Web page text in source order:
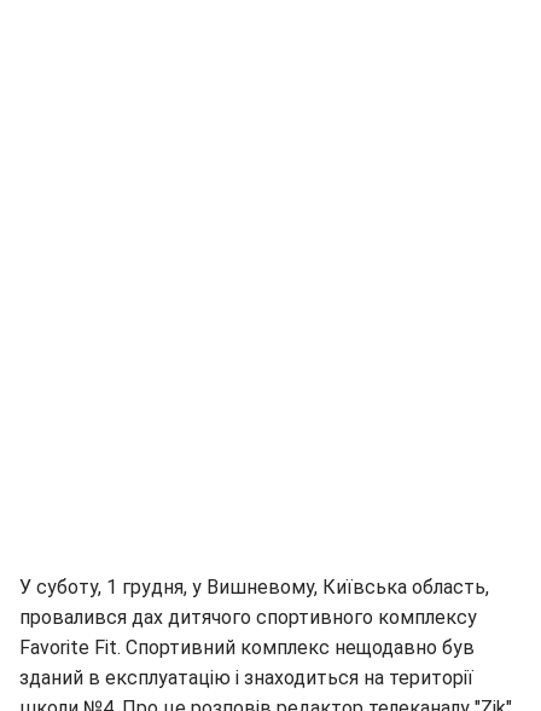
У суботу, 1 грудня, у Вишневому, Київська область,
провалився дах дитячого спортивного комплексу
Favorite Fit. Спортивний комплекс нещодавно був
зданий в експлуатацію і знаходиться на території